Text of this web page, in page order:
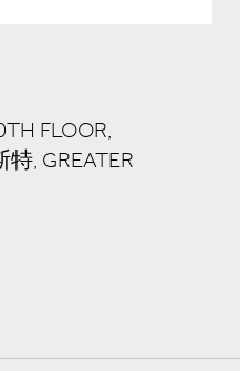
FLOOR,
, GREATER